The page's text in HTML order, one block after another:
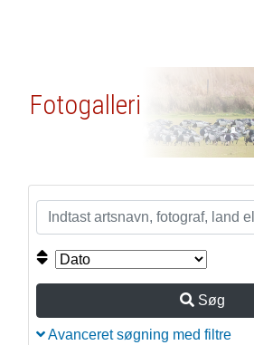
Fotogalleri
Søg
Avanceret søgning med filtre